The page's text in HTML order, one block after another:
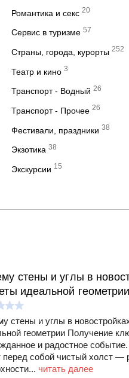
Романтика и секс 20
Сервис в туризме 57
Страны, города, курорты 252
Театр и кино 3
Транспорт - Водный 26
Транспорт - Прочее 26
Фестивали, праздники 38
Экзотика 38
Экскурсии 15
стены и углы в
идеальной геометрии
стены и углы в
геометрии Получение
и радостное
перед собой чистый холст
читать далее